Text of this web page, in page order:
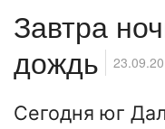
Завтра
дождь
Сегодня юг